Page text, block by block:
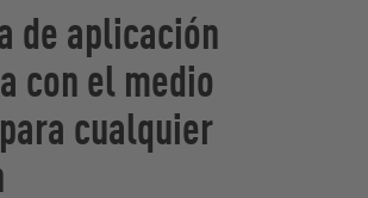
de aplicación
con el medio
cualquier